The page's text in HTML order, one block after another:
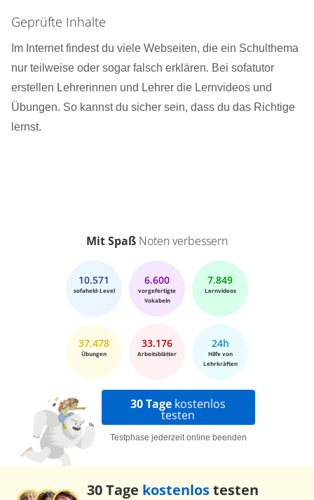
Geprüfte Inhalte
Im Internet findest du viele Webseiten, die ein Schulthema
nur teilweise oder sogar falsch erklären. Bei sofatutor
erstellen Lehrerinnen und Lehrer die Lernvideos und
Übungen. So kannst du sicher sein, dass du das Richtige
lernst.
Mit Spaß Noten verbessern
10.571
sofaheld-Level
6.600
vorgefertigte
Vokabeln
7.849
Lernvideos
37.478
Übungen
33.176
Arbeitsblätter
24h
Hilfe von
Lehrkräften
30 Tage kostenlos
testen
Testphase jederzeit online beenden
30 Tage kostenlostesten